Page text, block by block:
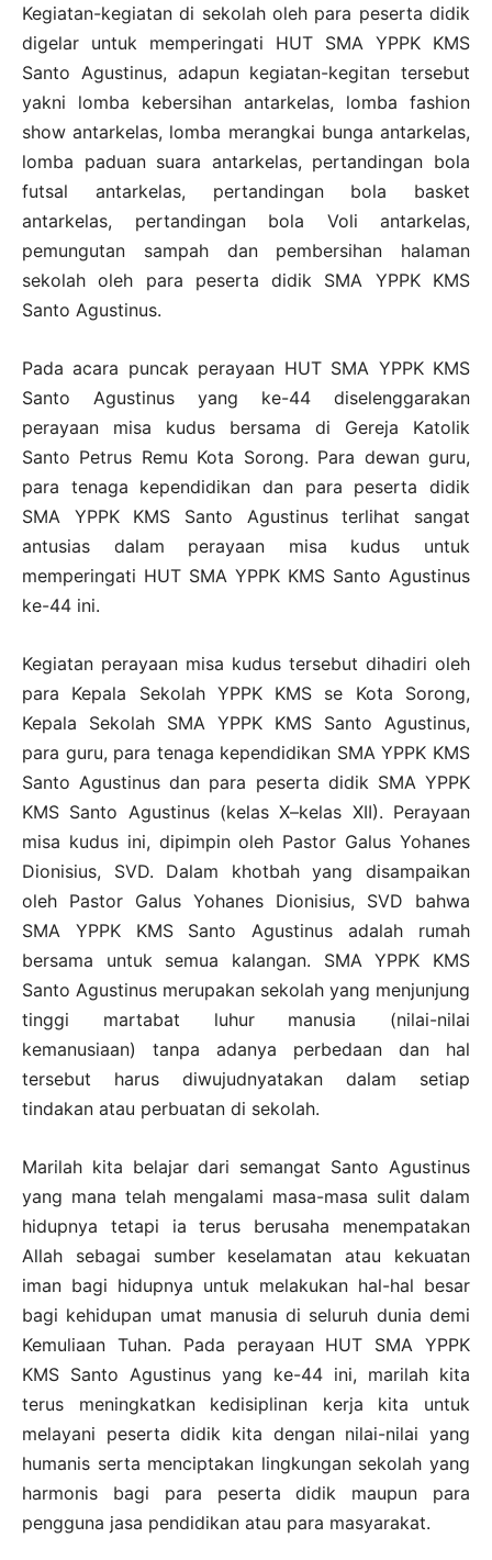
Kegiatan-kegiatan di sekolah oleh para peserta didik
digelar untuk memperingati HUT SMA YPPK KMS
Santo Agustinus, adapun kegiatan-kegitan tersebut
yakni lomba kebersihan antarkelas, lomba fashion
show antarkelas, lomba merangkai bunga antarkelas,
lomba paduan suara antarkelas, pertandingan bola
futsal antarkelas, pertandingan bola basket
antarkelas, pertandingan bola Voli antarkelas,
pemungutan sampah dan pembersihan halaman
sekolah oleh para peserta didik SMA YPPK KMS
Santo Agustinus.
Pada acara puncak perayaan HUT SMA YPPK KMS
Santo Agustinus yang ke-44 diselenggarakan
perayaan misa kudus bersama di Gereja Katolik
Santo Petrus Remu Kota Sorong. Para dewan guru,
para tenaga kependidikan dan para peserta didik
SMA YPPK KMS Santo Agustinus terlihat sangat
antusias dalam perayaan misa kudus untuk
memperingati HUT SMA YPPK KMS Santo Agustinus
ke-44 ini.
Kegiatan perayaan misa kudus tersebut dihadiri oleh
para Kepala Sekolah YPPK KMS se Kota Sorong,
Kepala Sekolah SMA YPPK KMS Santo Agustinus,
para guru, para tenaga kependidikan SMA YPPK KMS
Santo Agustinus dan para peserta didik SMA YPPK
KMS Santo Agustinus (kelas X–kelas XII). Perayaan
misa kudus ini, dipimpin oleh Pastor Galus Yohanes
Dionisius, SVD. Dalam khotbah yang disampaikan
oleh Pastor Galus Yohanes Dionisius, SVD bahwa
SMA YPPK KMS Santo Agustinus adalah rumah
bersama untuk semua kalangan. SMA YPPK KMS
Santo Agustinus merupakan sekolah yang menjunjung
tinggi martabat luhur manusia (nilai-nilai
kemanusiaan) tanpa adanya perbedaan dan hal
tersebut harus diwujudnyatakan dalam setiap
tindakan atau perbuatan di sekolah.
Marilah kita belajar dari semangat Santo Agustinus
yang mana telah mengalami masa-masa sulit dalam
hidupnya tetapi ia terus berusaha menempatakan
Allah sebagai sumber keselamatan atau kekuatan
iman bagi hidupnya untuk melakukan hal-hal besar
bagi kehidupan umat manusia di seluruh dunia demi
Kemuliaan Tuhan. Pada perayaan HUT SMA YPPK
KMS Santo Agustinus yang ke-44 ini, marilah kita
terus meningkatkan kedisiplinan kerja kita untuk
melayani peserta didik kita dengan nilai-nilai yang
humanis serta menciptakan lingkungan sekolah yang
harmonis bagi para peserta didik maupun para
pengguna jasa pendidikan atau para masyarakat.